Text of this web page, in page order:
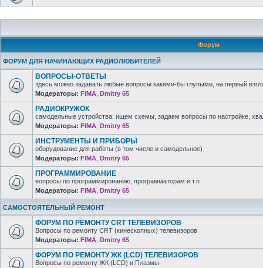
Форум
ФОРУМ ДЛЯ НАЧИНАЮЩИХ РАДИОЛЮБИТЕЛЕЙ
ВОПРОСЫ-ОТВЕТЫ
здесь можно задавать любые вопросы какими-бы глупыми, на первый
Модераторы: FIMA Dmitry 65
РАДИОКРУЖОК
самодельные устройства: ищем схемы, задаем вопросы по настройке,
Модераторы: FIMA Dmitry 65
ИНСТРУМЕНТЫ И ПРИБОРЫ
оборудование для работы (в том числе и самодельное)
Модераторы: FIMA Dmitry 65
ПРОГРАММИРОВАНИЕ
вопросы по программированию, программаторам и т.п
Модераторы: FIMA Dmitry 65
САМОСТОЯТЕЛЬНЫЙ РЕМОНТ
ФОРУМ ПО РЕМОНТУ CRT ТЕЛЕВИЗОРОВ
Вопросы по ремонту CRT (кинескопных) телевизоров
Модераторы: FIMA Dmitry 65
ФОРУМ ПО РЕМОНТУ ЖК (LCD) ТЕЛЕВИЗОРОВ
Вопросы по ремонту ЖК (LCD) и Плазмы